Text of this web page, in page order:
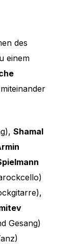
des
einem
miteinander
Shamal
Gesang)